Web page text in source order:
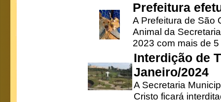
Prefeitura
A Prefeitura de São
Animal da
2023 com mais de 5
Interdição de
Janeiro/2024
A Secretaria
Cristo ficará